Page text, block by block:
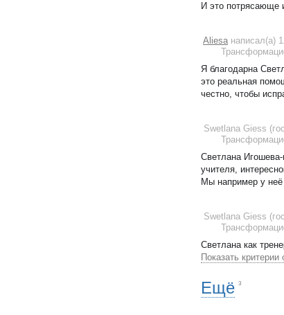
И это потрясающе
Aliesa написал(а)
Я благодарна
это реальная
честно, чтобы
Swetlana Giess
Светлана Игошева-
учителя,
Мы например у неё
Swetlana Giess
Светлана как
Показать критерии
Ещё 3